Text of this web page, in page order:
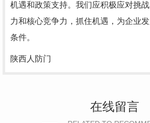
机遇和政策支持。我们应积极应对挑
力和核心竞争力，抓住机遇，为企业
条件。
陕西人防门
在线留言